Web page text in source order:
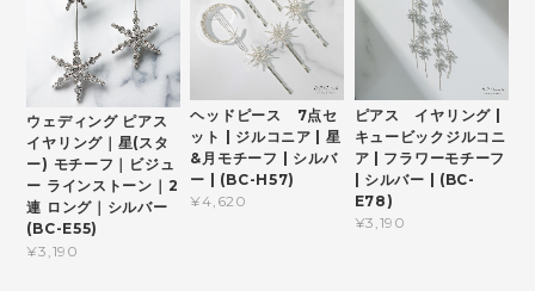
ウェディング ピアス
イヤリング｜星(スタ
ー) モチーフ｜ビジュ
ー ラインストーン｜2
連 ロング｜シルバー
(BC-E55)
¥3,190
ヘッドピース 7点セ
ット | ジルコニア | 星
&月モチーフ | シルバ
ー | (BC-H57)
¥4,620
ピアス イヤリング |
キュービックジルコニ
ア | フラワーモチーフ
| シルバー | (BC-
E78)
¥3,190